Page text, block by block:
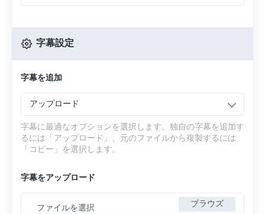
字幕設定
字幕を追加
アップロード
字幕に最適なオプションを選択します。独自の字幕を追加す
るには「アップロード」、元のファイルから複製するには
「コピー」を選択します。
字幕をアップロード
ファイルを選択 ブラウズ